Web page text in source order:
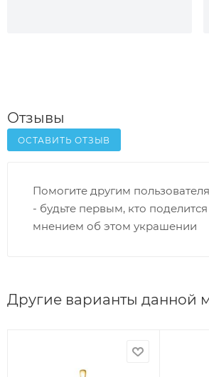
Отзывы
ОСТАВИТЬ ОТЗЫВ
Помогите другим
- будьте первым, кто
мнением об этом украшении
Другие варианты данной